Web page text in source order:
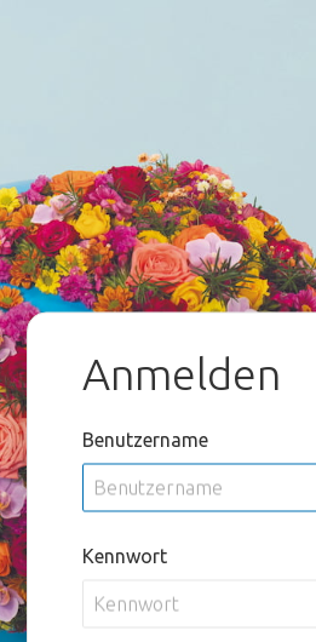
Anmelden
Benutzername
Kennwort